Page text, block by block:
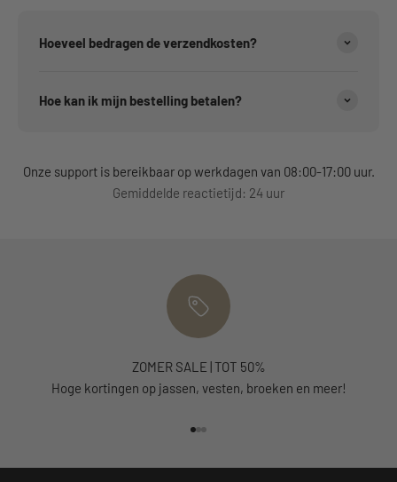
Hoeveel bedragen de verzendkosten?
Hoe kan ik mijn bestelling betalen?
Onze support is bereikbaar op werkdagen van 08:00-17:00 uur.
Gemiddelde reactietijd: 24 uur
ZOMER SALE | TOT 50%
Hoge kortingen op jassen, vesten, broeken en meer!